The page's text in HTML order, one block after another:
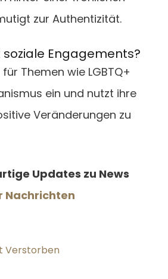
zur Authentizität.
soziale Engagements?
Themen wie LGBTQ+
ein und nutzt ihre
Veränderungen zu
Updates zu News
Nachrichten
Verstorben